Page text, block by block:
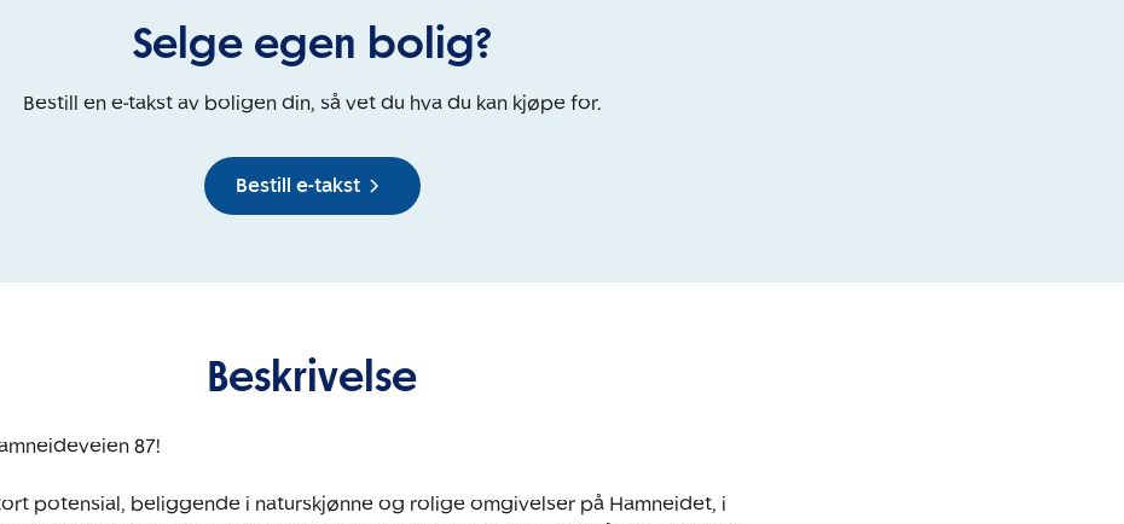
Selge egen bolig?
Bestill en e-takst av boligen din, så vet du hva du kan kjøpe for.
Bestill e-takst
Beskrivelse
87!
potensial, beliggende i naturskjønne og rolige omgivelser på Hamneidet, i